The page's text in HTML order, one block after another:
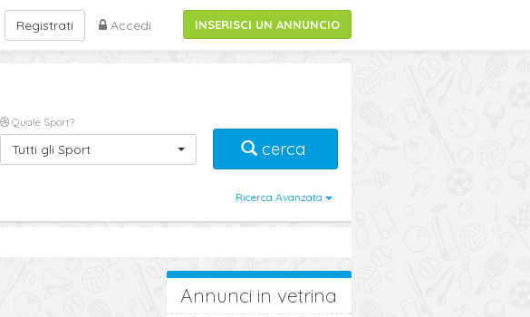
INSERISCI UN ANNUNCIO
Accedi
Registrati
Quale Sport?
Tutti gli Sport cerca
Ricerca Avanzata
Annunci in vetrina